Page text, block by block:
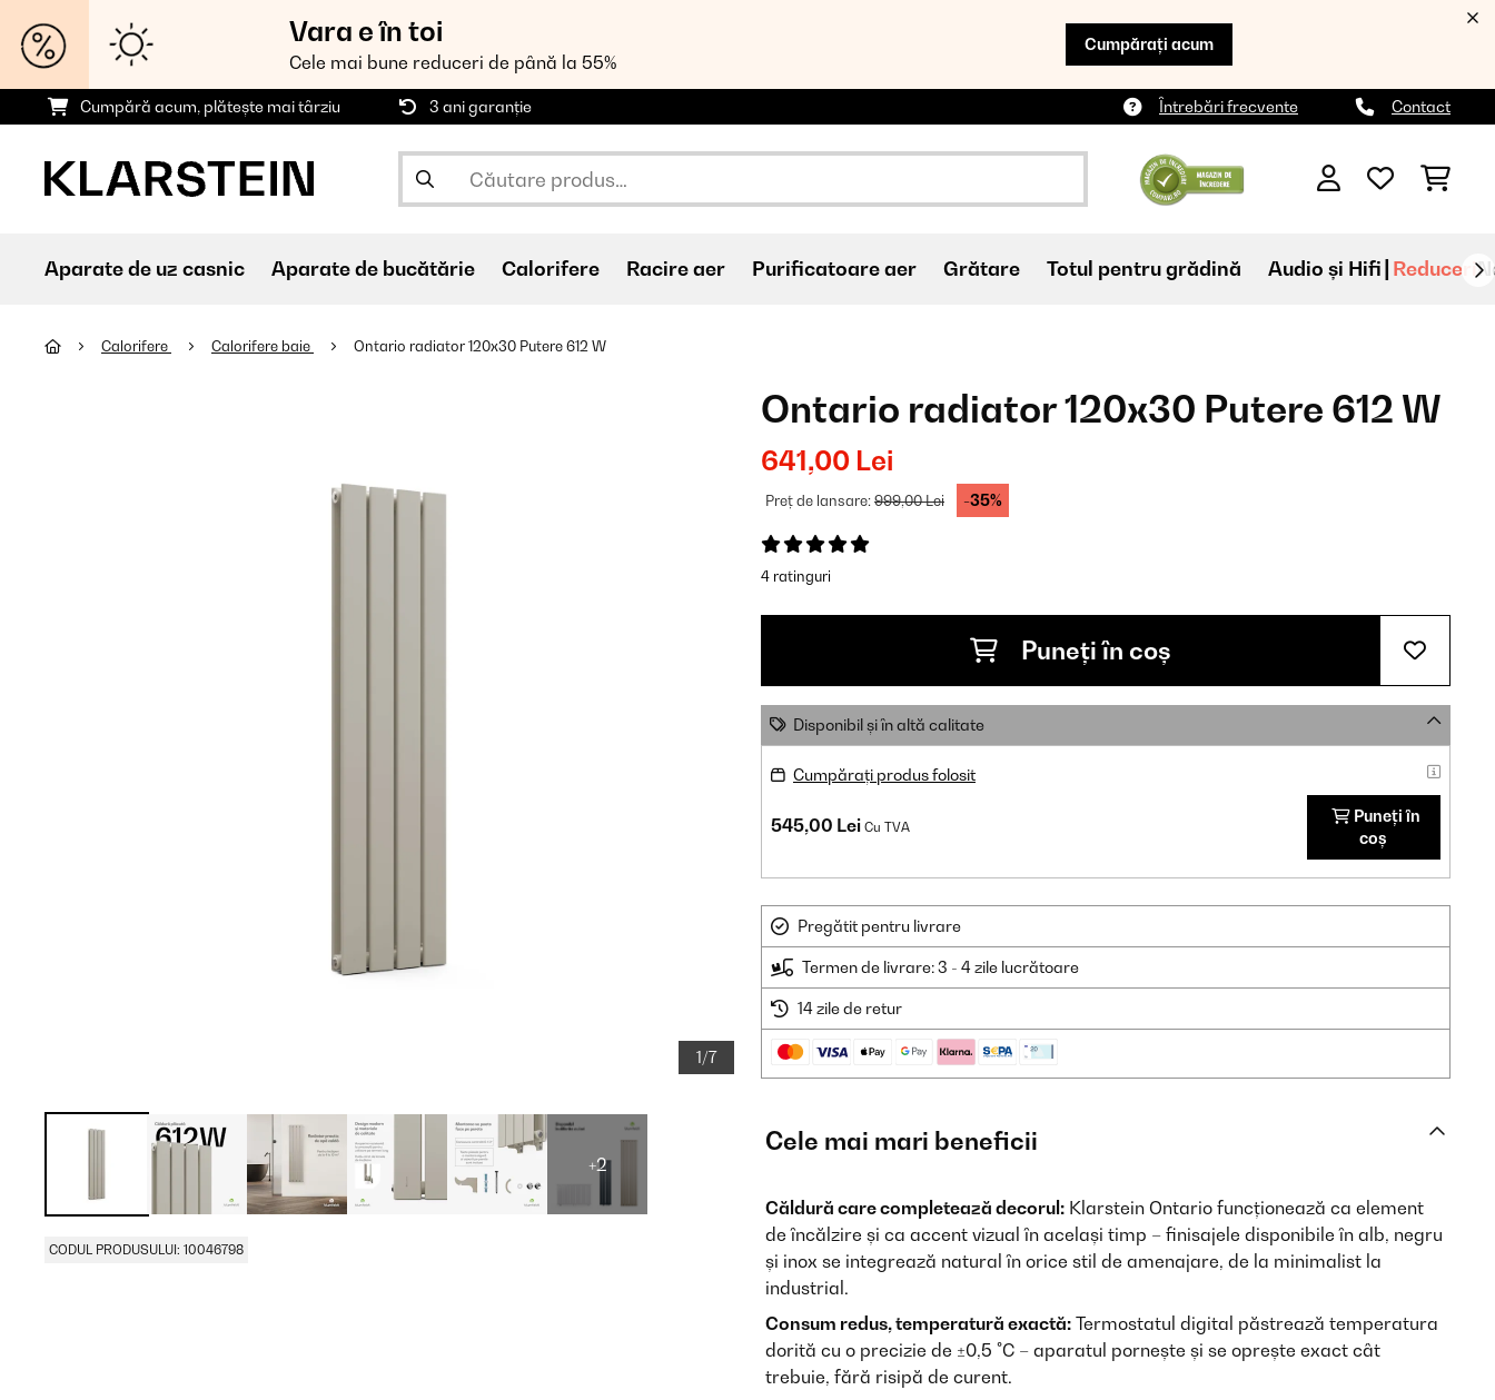
Vara e în toi
Cele mai bune reduceri de până la 55%
Cumpărați acum
Cumpără acum, plătește mai târziu 3 ani garanție Întrebări frecvente Contact
Aparate de uz casnic Aparate de bucătărie Calorifere Racire aer Purificatoare aer Grătare Totul pentru grădină Audio și Hifi Reduceri
Calorifere Calorifere baie Ontario radiator 120x30 Putere 612 W
1/7
+2
CODUL PRODUSULUI: 10046798
Ontario radiator 120x30 Putere 612 W
641,00 Lei
Preț de lansare:999,00 Lei -35%
4 ratinguri
Puneți în coș
Disponibil și în altă calitate
Cumpărați produs folosit
545,00 Lei Cu TVA
Puneți în
coș
Pregătit pentru livrare
Termen de livrare: 3 - 4 zile lucrătoare
14 zile de retur
Cele mai mari beneficii
Căldură care completează decorul: Klarstein Ontario funcționează ca element
de încălzire și ca accent vizual în același timp – finisajele disponibile în alb, negru
și inox se integrează natural în orice stil de amenajare, de la minimalist la
industrial.
Consum redus, temperatură exactă: Termostatul digital păstrează temperatura
dorită cu o precizie de ±0,5 °C – aparatul pornește și se oprește exact cât
trebuie, fără risipă de curent.